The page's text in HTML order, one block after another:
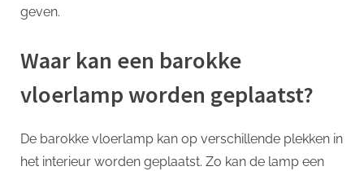
geven.
Waar kan een barokke
vloerlamp worden geplaatst?
De barokke vloerlamp kan op verschillende plekken in
het interieur worden geplaatst. Zo kan de lamp een